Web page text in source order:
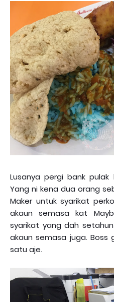
Lusanya pergi bank
Yang ni kena dua orang
Maker untuk syarikat
akaun semasa kat
syarikat yang dah
akaun semasa juga. Boss
satu aje.